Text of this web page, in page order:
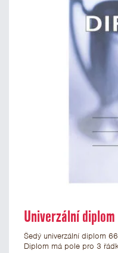
Univerzální
Šedý univerzální diplom
Diplom má pole pro 3